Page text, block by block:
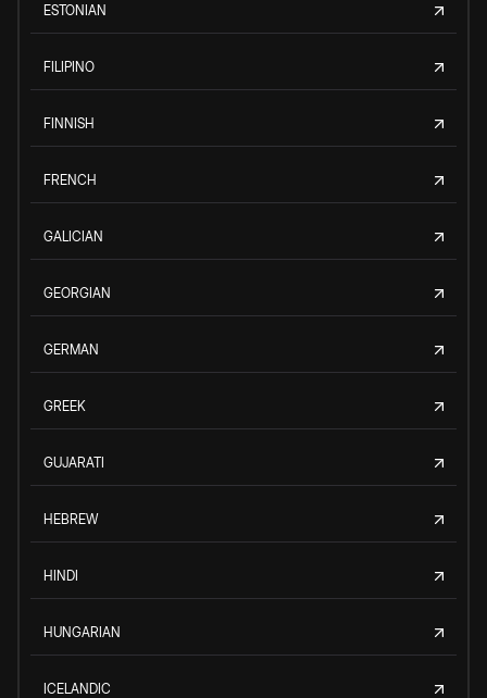
ESTONIAN
FILIPINO
FINNISH
FRENCH
GALICIAN
GEORGIAN
GERMAN
GREEK
GUJARATI
HEBREW
HINDI
HUNGARIAN
ICELANDIC